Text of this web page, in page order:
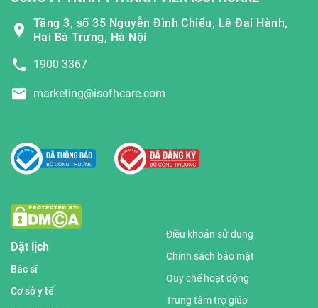
Tầng 3, số 35 Nguyễn Đình Chiểu, Lê Đại Hành,
Hai Bà Trưng, Hà Nội
1900 3367
marketing@isofhcare.com
Đặt lịch
Bác sĩ
Cơ sở y tế
Điều khoản sử dụng
Chính sách bảo mật
Quy chế hoạt động
Trung tâm trợ giúp